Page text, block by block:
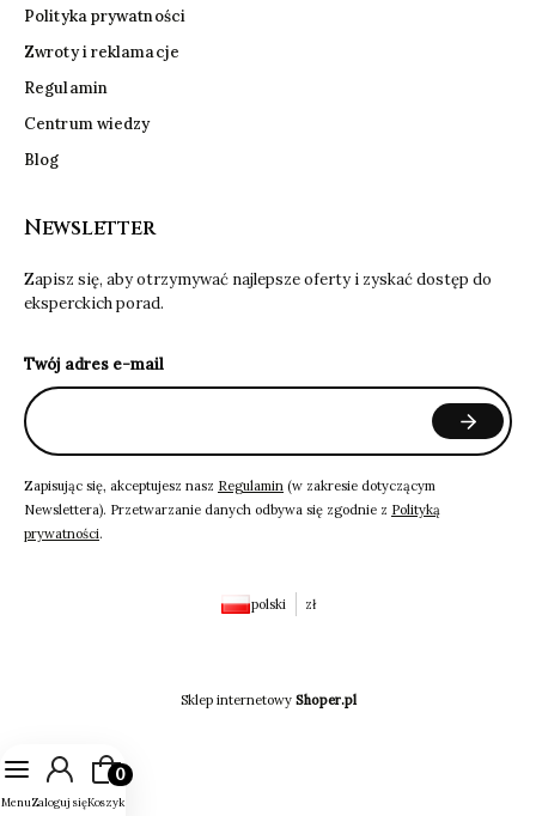
Polityka prywatności
Zwroty i reklamacje
Regulamin
Centrum wiedzy
Blog
Newsletter
Zapisz się, aby otrzymywać najlepsze oferty i zyskać dostęp do
eksperckich porad.
Twój adres e-mail
Zapisując się, akceptujesz nasz Regulamin (w zakresie dotyczącym
Newslettera). Przetwarzanie danych odbywa się zgodnie z Polityką
prywatności.
polski zł
Sklep internetowy Shoper.pl
MenuZaloguj się
Produkty w koszyku: 0. Zobacz szczegóły
Koszyk